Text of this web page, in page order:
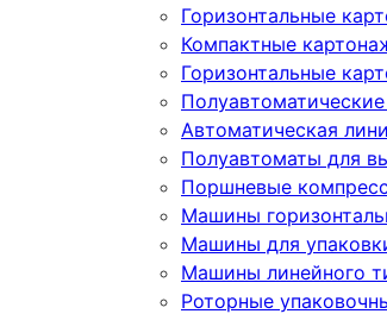
Горизонтальные
Компактные
Горизонтальные
Автоматическая
Полуавтоматы для
Поршневые
Машины
Машины для
Машины линейного
Роторные